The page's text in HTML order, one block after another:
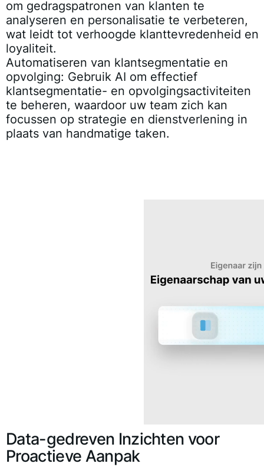
om gedragspatronen van klanten te
analyseren en personalisatie te verbeteren,
wat leidt tot verhoogde klanttevredenheid en
loyaliteit.
Automatiseren van klantsegmentatie en
opvolging: Gebruik AI om effectief
klantsegmentatie- en opvolgingsactiviteiten
te beheren, waardoor uw team zich kan
focussen op strategie en dienstverlening in
plaats van handmatige taken.
Data-gedreven Inzichten voor
Proactieve Aanpak